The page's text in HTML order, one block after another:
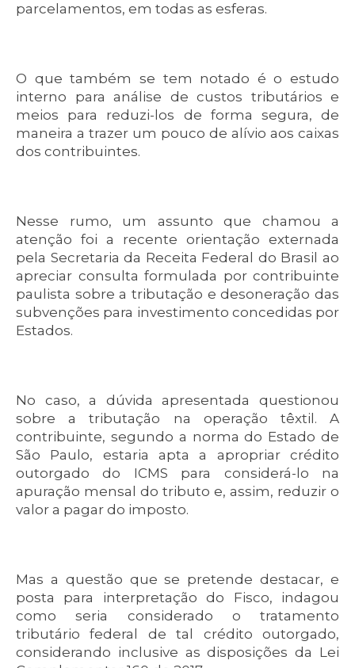
parcelamentos, em todas as esferas.
O que também se tem notado é o estudo
interno para análise de custos tributários e
meios para reduzi-los de forma segura, de
maneira a trazer um pouco de alívio aos caixas
dos contribuintes.
Nesse rumo, um assunto que chamou a
atenção foi a recente orientação externada
pela Secretaria da Receita Federal do Brasil ao
apreciar consulta formulada por contribuinte
paulista sobre a tributação e desoneração das
subvenções para investimento concedidas por
Estados.
No caso, a dúvida apresentada questionou
sobre a tributação na operação têxtil. A
contribuinte, segundo a norma do Estado de
São Paulo, estaria apta a apropriar crédito
outorgado do ICMS para considerá-lo na
apuração mensal do tributo e, assim, reduzir o
valor a pagar do imposto.
Mas a questão que se pretende destacar, e
posta para interpretação do Fisco, indagou
como seria considerado o tratamento
tributário federal de tal crédito outorgado,
considerando inclusive as disposições da Lei